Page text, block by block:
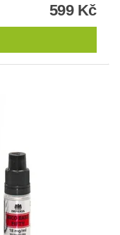
599 Kč